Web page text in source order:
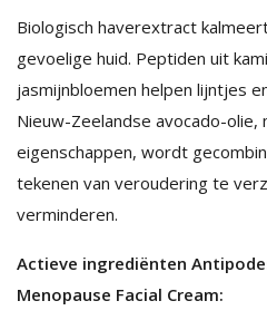
Biologisch haverextract
gevoelige huid. Peptiden uit
jasmijnbloemen helpen lijntjes
Nieuw-Zeelandse avocado-
eigenschappen, wordt
tekenen van veroudering te
verminderen.
Actieve ingrediënten
Menopause Facial Cream: